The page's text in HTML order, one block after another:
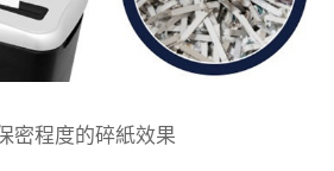
密程度的碎紙效果